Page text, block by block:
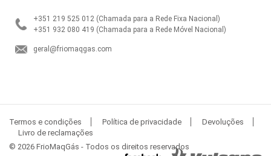
+351 219 525 012 (Chamada para a Rede Fixa Nacional)
+351 932 080 419 (Chamada para a Rede Móvel Nacional)
geral@friomaqgas.com
Termos e condições Política de privacidade
Devoluções
Livro de reclamações
© 2026 FrioMaqGás - Todos os direitos reservados